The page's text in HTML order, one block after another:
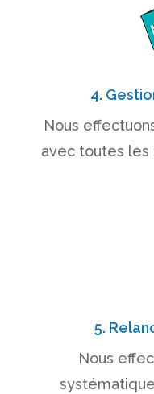
4.
Nous
avec toutes les
5.
Nous